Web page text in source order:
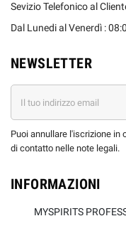
Sevizio Telefonico al
Dal Lunedi al Venerdì :
NEWSLETTER
Puoi annullare l'iscrizione in
di contatto nelle note legali.
INFORMAZIONI
MYSPIRITS